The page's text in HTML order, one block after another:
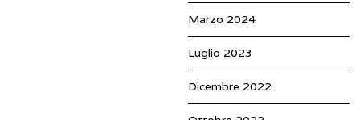
Marzo 2024
Luglio 2023
Dicembre 2022